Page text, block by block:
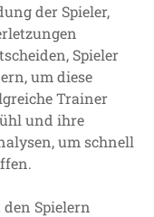
der Spieler,
Spieler
um diese
Trainer
und ihre
um schnell
Spielern